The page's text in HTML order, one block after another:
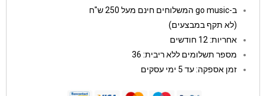
ב-go music המשלוחים חינם מעל 250 ש"ח
(לא תקף במבצעים)
אחריות: 12 חודשים
מספר תשלומים ללא ריבית: 36
זמן אספקה: עד 5 ימי עסקים